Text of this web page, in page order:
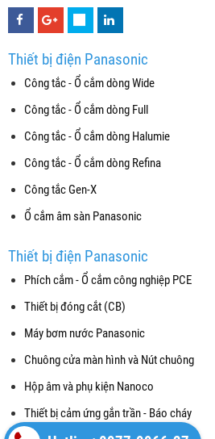
Thiết bị điện Panasonic
Công tắc - Ổ cắm dòng Wide
Công tắc - Ổ cắm dòng Full
Công tắc - Ổ cắm dòng Halumie
Công tắc - Ổ cắm dòng Refina
Công tắc Gen-X
Ổ cắm âm sàn Panasonic
Thiết bị điện Panasonic
Phích cắm - Ổ cắm công nghiệp PCE
Thiết bị đóng cắt (CB)
Máy bơm nước Panasonic
Chuông cửa màn hình và Nút chuông
Hộp âm và phụ kiện Nanoco
Thiết bị cảm ứng gắn trần - Báo cháy